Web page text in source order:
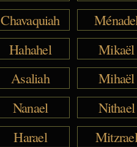
Chavaquiah
Ménadel
Hahahel
Mikaël
Asaliah
Mihaël
Nanael
Nithael
Harael
Mitzrael